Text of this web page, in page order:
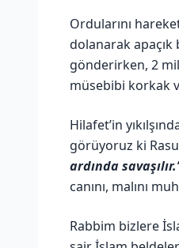
Ordularını
dolanarak
gönderirken, 2
müsebibi korkak
Hilafet’in
görüyoruz ki
ardında
canını, malını
Rabbim bizlere